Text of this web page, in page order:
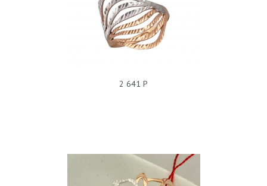
КОЛЬЦО С3К710665Р
2 641 Р